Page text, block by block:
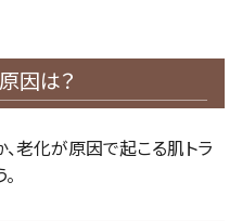
因は？
老化が原因で起こる肌トラ